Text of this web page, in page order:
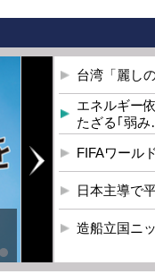
台湾「麗し
エネルギー
たざる｢弱
FIFAワール
日本主導で
造船立国ニ